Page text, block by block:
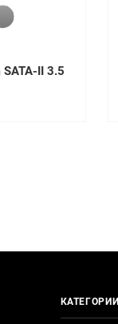
II 3.5
КАТЕГОРИИ